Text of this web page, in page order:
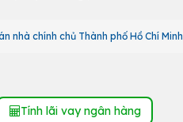
nhà chính chủ Thành phố Hồ Chí Minh
Tính lãi vay ngân hàng